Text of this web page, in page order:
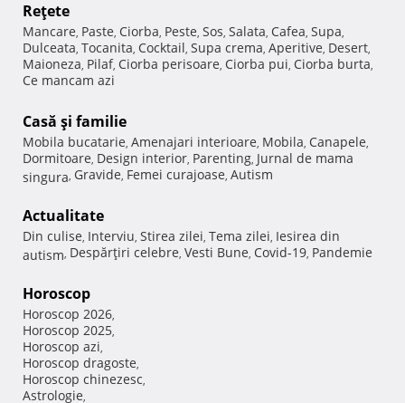
Reţete
Mancare, Paste, Ciorba, Peste, Sos, Salata, Cafea, Supa,
Dulceata, Tocanita, Cocktail, Supa crema, Aperitive, Desert,
Maioneza, Pilaf, Ciorba perisoare, Ciorba pui, Ciorba burta,
Ce mancam azi
Casă şi familie
Mobila bucatarie, Amenajari interioare, Mobila, Canapele,
Dormitoare, Design interior, Parenting, Jurnal de mama
singura, Gravide, Femei curajoase, Autism
Actualitate
Din culise, Interviu, Stirea zilei, Tema zilei, Iesirea din
autism, Despărţiri celebre, Vesti Bune, Covid-19, Pandemie
Horoscop
Horoscop 2026,
Horoscop 2025,
Horoscop azi,
Horoscop dragoste,
Horoscop chinezesc,
Astrologie,